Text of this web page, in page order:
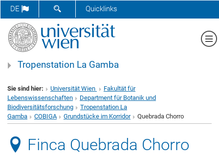
DE SUCHFORMULAR ÖFFNEN
Quicklinks
Tropenstation La Gamba
Sie sind hier: Universität Wien
Fakultät für
Lebenswissenschaften
Department für Botanik und
Biodiversitätsforschung
Tropenstation La
Gamba
COBIGA Grundstücke im Korridor Quebrada Chorro
Finca Quebrada Chorro